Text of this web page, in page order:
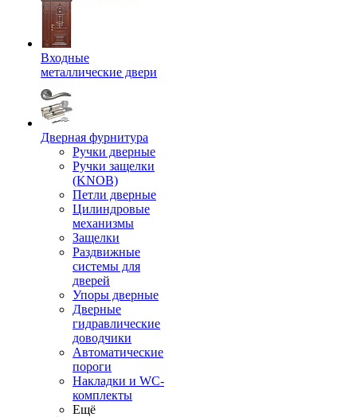
Входные
металлические двери
Дверная фурнитура
Ручки дверные
Ручки защелки
(KNOB)
Петли дверные
Цилиндровые
механизмы
Защелки
Раздвижные
системы для
дверей
Упоры дверные
Дверные
гидравлические
доводчики
Автоматические
пороги
Накладки и WC-
комплекты
Ещё